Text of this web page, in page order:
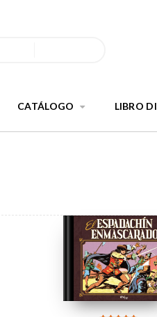
CATÁLOGO LIBRO